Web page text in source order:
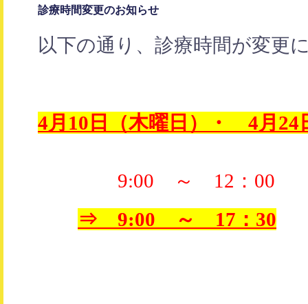
診療時間変更のお知らせ
以下の通り、診療時間が変更
4月10日（木曜日）・ 4月24
9:00 ～ 12：00
⇒ 9:00 ～ 17：30